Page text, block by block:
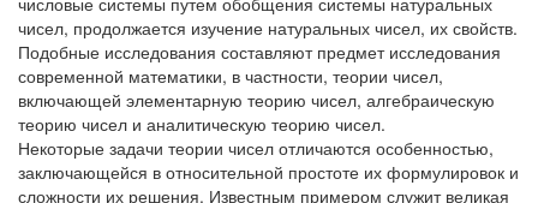
чисел, продолжается изучение натуральных чисел, их свойств.
Подобные исследования составляют предмет исследования
современной математики, в частности, теории чисел,
включающей элементарную теорию чисел, алгебраическую
теорию чисел и аналитическую теорию чисел.
Некоторые задачи теории чисел отличаются особенностью,
заключающейся в относительной простоте их формулировок и
сложности их решения. Известным примером служит великая